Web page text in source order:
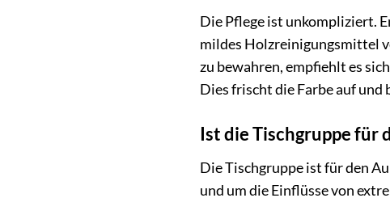
Die Pflege ist unkompliziert.
mildes Holzreinigungsmittel
zu bewahren, empfiehlt es
Dies frischt die Farbe auf und
Ist die Tischgruppe für
Die Tischgruppe ist für den
und um die Einflüsse von